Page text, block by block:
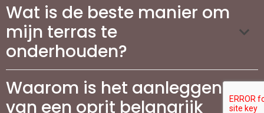
Wat is de beste manier om
mijn terras te
onderhouden?
Waarom is het aanleggen
van een oprit belangrijk